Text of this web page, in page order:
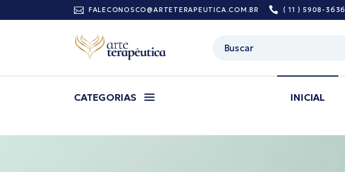
FALECONOSCO@ARTETERAPEUTICA.COM.BR ( 11 ) 5908-3636
CATEGORIAS INICIAL